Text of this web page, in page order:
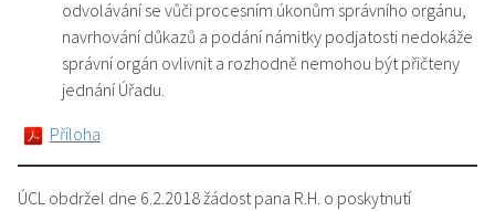
odvolávání se vůči procesním úkonům správního orgánu,
navrhování důkazů a podání námitky podjatosti nedokáže
správní orgán ovlivnit a rozhodně nemohou být přičteny
jednání Úřadu.
Příloha
ÚCL obdržel dne 6.2.2018 žádost pana R.H. o poskytnutí